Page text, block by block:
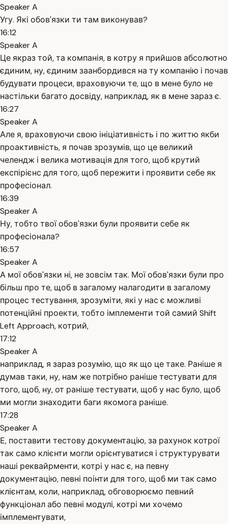
Speaker A
Угу. Які обов'язки ти там виконував?
16:12
Speaker A
Це якраз той, та компанія, в котру я прийшов абсолютно
єдиним, ну, єдиним заанбордився на ту компанію і почав
будувати процеси, враховуючи те, що в мене було не
настільки багато досвіду, наприклад, як в мене зараз є.
16:27
Speaker A
Але я, враховуючи свою ініціативність і по життю якби
проактивність, я почав зрозумів, що це великий
челендж і велика мотивація для того, щоб крутий
експірієнс для того, щоб пережити і проявити себе як
професіонал.
16:39
Speaker A
Ну, тобто твої обов'язки були проявити себе як
професіонала?
16:57
Speaker A
А мої обов'язки ні, не зовсім так. Мої обов'язки були про
більш про те, щоб в загалому налагодити в загалому
процес тестування, зрозуміти, які у нас є можливі
потенційні проекти, тобто імплементи той самий Shift
Left Approach, котрий,
17:12
Speaker A
наприклад, я зараз розумію, що як що це таке. Раніше я
думав таки, ну, нам же потрібно раніше тестувати для
того, щоб, ну, от раніше тестувати, щоб у нас було, щоб
ми могли знаходити баги якомога раніше.
17:28
Speaker A
Е, поставити тестову документацію, за рахунок котрої
так само клієнти могли орієнтуватися і структурувати
наші реквайрменти, котрі у нас є, на певну
документацію, певні поінти для того, щоб ми так само
клієнтам, коли, наприклад, обговорюємо певний
функціонал або певні модулі, котрі ми хочемо
імплементувати,